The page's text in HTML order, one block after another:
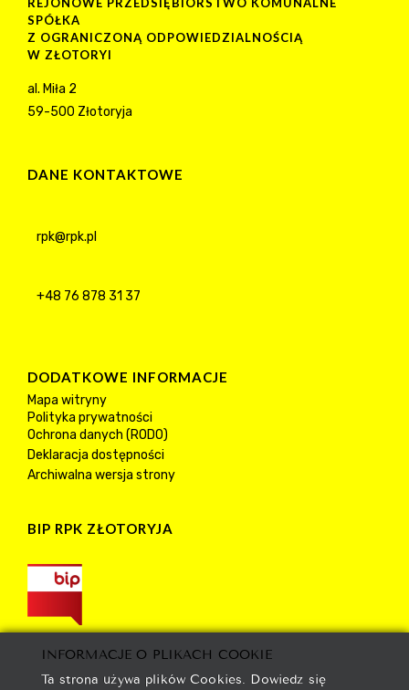
SPÓŁKA
Z OGRANICZONĄ ODPOWIEDZIALNOŚCIĄ
W ZŁOTORYI
al. Miła 2
59-500 Złotoryja
DANE KONTAKTOWE
rpk@rpk.pl
+48 76 878 31 37
DODATKOWE INFORMACJE
Mapa witryny
Polityka prywatności
Ochrona danych (RODO)
Deklaracja dostępności
Archiwalna wersja strony
BIP RPK ZŁOTORYJA
INFORMACJE O PLIKACH COOKIE
Ta strona używa plików Cookies. Dowiedz się